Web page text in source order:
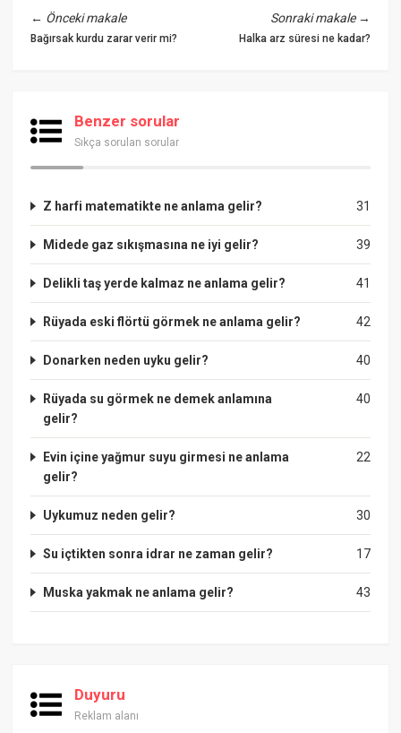
← Önceki makale
Bağırsak kurdu zarar verir mi?
Sonraki makale→
Halka arz süresi ne kadar?
Benzer sorular
Sıkça sorulan sorular
31
Z harfi matematikte ne anlama gelir?
39
Midede gaz sıkışmasına ne iyi gelir?
41
Delikli taş yerde kalmaz ne anlama gelir?
42
Rüyada eski flörtü görmek ne anlama gelir?
40
Donarken neden uyku gelir?
40
Rüyada su görmek ne demek anlamına
gelir?
22
Evin içine yağmur suyu girmesi ne anlama
gelir?
30
Uykumuz neden gelir?
17
Su içtikten sonra idrar ne zaman gelir?
43
Muska yakmak ne anlama gelir?
Duyuru
Reklam alanı